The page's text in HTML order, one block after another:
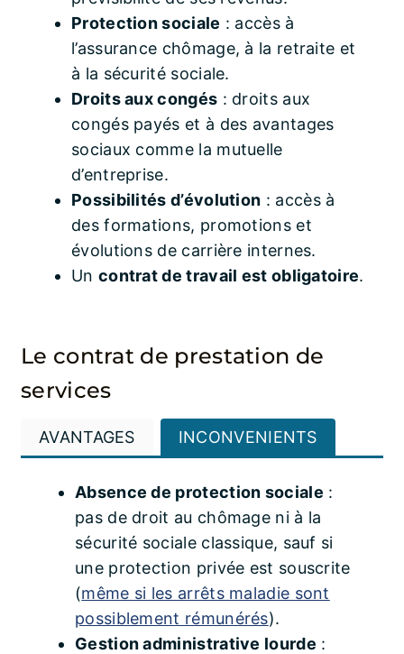
Protection sociale : accès à
l’assurance chômage, à la retraite et
à la sécurité sociale.
Droits aux congés : droits aux
congés payés et à des avantages
sociaux comme la mutuelle
d’entreprise.
Possibilités d’évolution : accès à
des formations, promotions et
évolutions de carrière internes.
Un contrat de travail est obligatoire.
Le contrat de prestation de
services
AVANTAGES INCONVENIENTS
Absence de protection sociale :
pas de droit au chômage ni à la
sécurité sociale classique, sauf si
une protection privée est souscrite
(même si les arrêts maladie sont
possiblement rémunérés).
Gestion administrative lourde :